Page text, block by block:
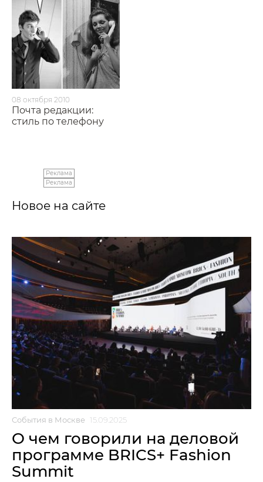
08 октября 2010
Почта редакции:
cтиль по телефону
Реклама
Реклама
Новое на сайте
События в Москве 15.09.2025
О чем говорили на деловой
программе BRICS+ Fashion
Summit